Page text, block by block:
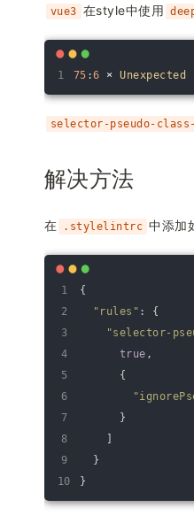
vue3 在style中使用
1 75 :6 × Unexpected
selector-pseudo-class-
解决方法
在 .stylelintrc 中添加
1
2
3
4
5
6
7
8
9
10
{
"rules" :
{
"selector-
true ,
{
}
]
}
}